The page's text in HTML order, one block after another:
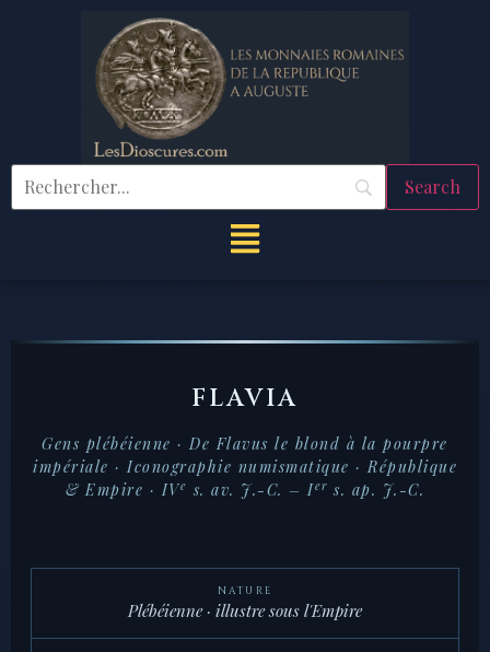
FLAVIA
Gens plébéienne ·De Flavus le blond à la pourpre
impériale · Iconographie numismatique · République
& Empire · IVe s. av. J.-C. – Ier s. ap. J.-C.
NATURE
Plébéienne · illustre sous l'Empire